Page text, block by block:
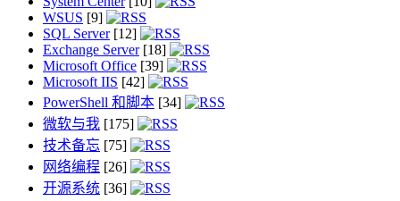
WSUS [9]
SQL Server[12]
Exchange Server[18]
Microsoft Office [39]
Microsoft IIS [42]
PowerShell 和脚本 [34]
微软与我 [175]
技术备忘 [75]
网络编程 [26]
开源系统 [36]